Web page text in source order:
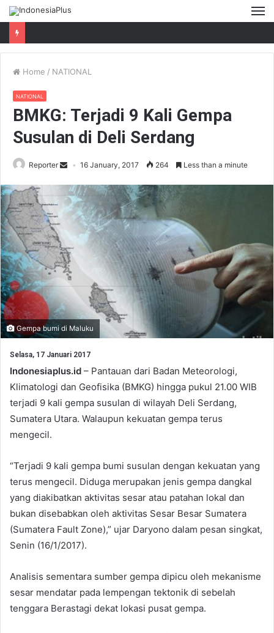
Home / NATIONAL
NATIONAL
BMKG: Terjadi 9 Kali Gempa
Susulan di Deli Serdang
Reporter 16 January, 2017 264 Less than a minute
Gempa bumi di Maluku
Selasa, 17 Januari 2017
Indonesiaplus.id – Pantauan dari Badan Meteorologi,
Klimatologi dan Geofisika (BMKG) hingga pukul 21.00 WIB
terjadi 9 kali gempa susulan di wilayah Deli Serdang,
Sumatera Utara. Walaupun kekuatan gempa terus
mengecil.
“Terjadi 9 kali gempa bumi susulan dengan kekuatan yang
terus mengecil. Diduga merupakan jenis gempa dangkal
yang diakibatkan aktivitas sesar atau patahan lokal dan
bukan disebabkan oleh aktivitas Sesar Besar Sumatera
(Sumatera Fault Zone),” ujar Daryono dalam pesan singkat,
Senin (16/1/2017).
Analisis sementara sumber gempa dipicu oleh mekanisme
sesar mendatar pada lempengan tektonik di sebelah
tenggara Berastagi dekat lokasi pusat gempa.